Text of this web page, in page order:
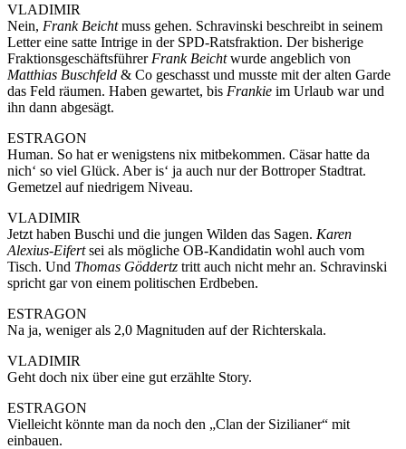
VLADIMIR
Nein, Frank Beichtmuss gehen. Schravinski beschreibt in seinem
Letter eine satte Intrige in der SPD-Ratsfraktion. Der bisherige
Fraktionsgeschäftsführer Frank Beichtwurde angeblich von
Matthias Buschfeld & Co geschasst und musste mit der alten Garde
das Feld räumen. Haben gewartet, bis Frankie im Urlaub war und
ihn dann abgesägt.
ESTRAGON
Human. So hat er wenigstens nix mitbekommen. Cäsar hatte da
nich‘ so viel Glück. Aber is‘ ja auch nur der Bottroper Stadtrat.
Gemetzel auf niedrigem Niveau.
VLADIMIR
Jetzt haben Buschi und die jungen Wilden das Sagen. Karen
Alexius-Eifertsei als mögliche OB-Kandidatin wohl auch vom
Tisch. Und Thomas Göddertz tritt auch nicht mehr an. Schravinski
spricht gar von einem politischen Erdbeben.
ESTRAGON
Na ja, weniger als 2,0 Magnituden auf der Richterskala.
VLADIMIR
Geht doch nix über eine gut erzählte Story.
ESTRAGON
Vielleicht könnte man da noch den „Clan der Sizilianer“ mit
einbauen.